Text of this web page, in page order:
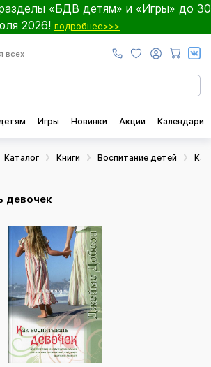
«БДВ детям» и «Игры» до 30
2026! подробнее>>>
всех
Игры Новинки Акции Календари
Каталог Книги Воспитание детей
девочек